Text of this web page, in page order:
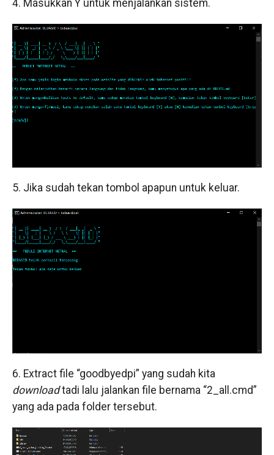
4. Masukkan Y untuk menjalankan sistem.
5. Jika sudah tekan tombol apapun untuk keluar.
6. Extract file “goodbyedpi” yang sudah kita
downloadtadi lalu jalankan file bernama “2_all.cmd”
yang ada pada folder tersebut.